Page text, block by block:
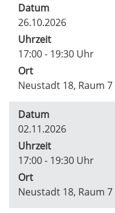
Datum
26.10.2026
Uhrzeit
17:00 - 19:30 Uhr
Ort
Neustadt 18, Raum
Datum
02.11.2026
Uhrzeit
17:00 - 19:30 Uhr
Ort
Neustadt 18, Raum